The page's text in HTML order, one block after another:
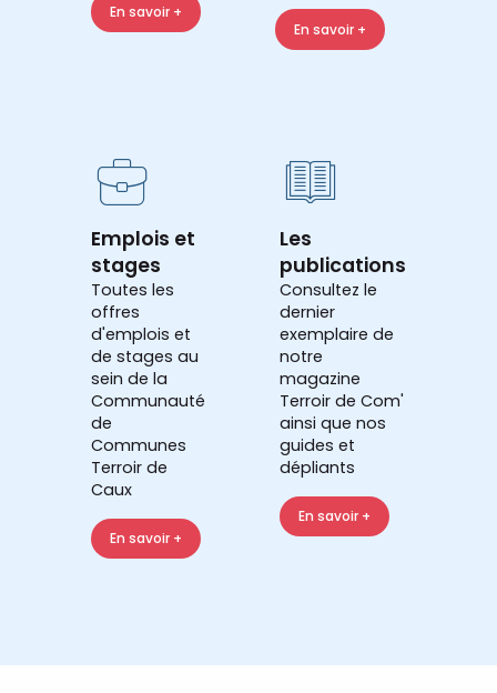
En savoir +
En savoir +
Emplois et
stages
Toutes les
offres
d'emplois et
de stages au
sein de la
Communauté
de
Communes
Terroir de
Caux
En savoir +
Les
publications
Consultez le
dernier
exemplaire de
notre
magazine
Terroir de Com'
ainsi que nos
guides et
dépliants
En savoir +